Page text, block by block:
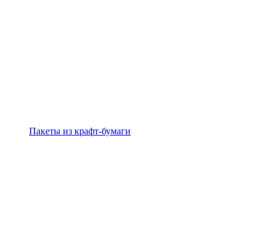
Пакеты из крафт-бумаги